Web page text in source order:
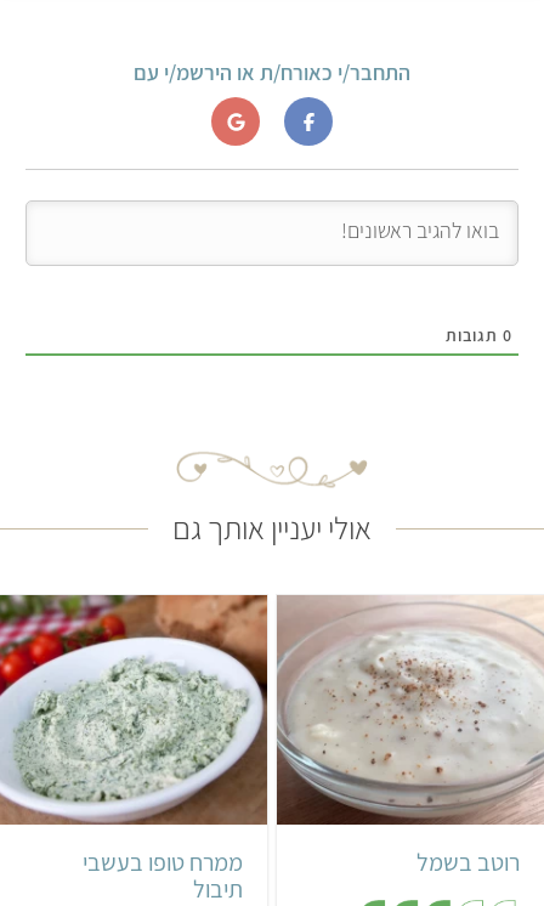
התחבר/י כאורח/ת או הירשמ/י עם
0 תגובות
אולי יעניין אותך גם
קל 5 דקות
200 גרם צרפתי
רוטב בשמל
קל 5 דקות
ממרח טופו בעשבי
תיבול